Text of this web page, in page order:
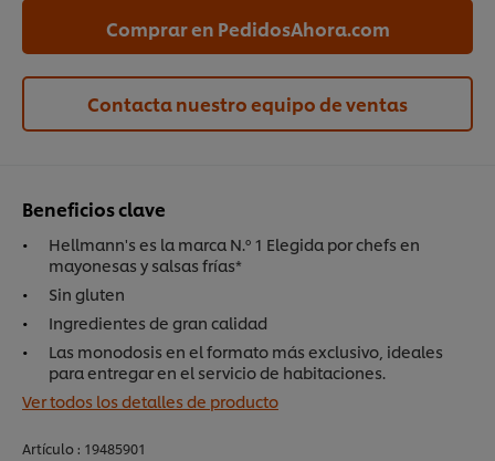
Beneficios clave
Hellmann's es la marca N.º 1 Elegida por chefs en
mayonesas y salsas frías*
Sin gluten
Ingredientes de gran calidad
Las monodosis en el formato más exclusivo, ideales
para entregar en el servicio de habitaciones.
Ver todos los detalles de producto
Artículo : 19485901
Comprar en PedidosAhora.com
Contacta nuestro equipo de ventas